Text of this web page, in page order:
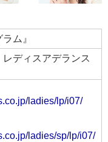
ム』
ディスアデランス
ladies/lp/i07/
ladies/sp/lp/i07/